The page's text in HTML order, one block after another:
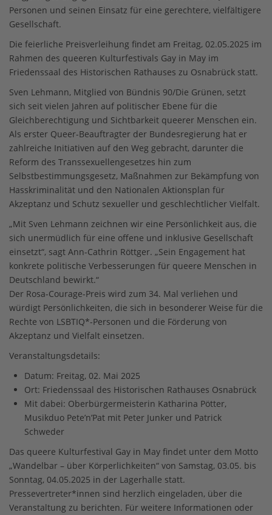
Personen und seinen Einsatz für eine gerechtere, vielfältigere
Gesellschaft.
Die feierliche Preisverleihung findet am Freitag, 02.05.2025 im
Rahmen des queeren Kulturfestivals Gay in May im
Friedenssaal des Historischen Rathauses zu Osnabrück statt.
Sven Lehmann, Mitglied von Bündnis 90/Die Grünen, setzt
sich seit vielen Jahren auf politischer Ebene für die
Gleichberechtigung und Sichtbarkeit queerer Menschen ein.
Als erster Queer-Beauftragter der Bundesregierung hat er
zahlreiche Initiativen auf den Weg gebracht, darunter die
Reform des Transsexuellengesetzes hin zum
Selbstbestimmungsgesetz, Maßnahmen zur Bekämpfung von
Hasskriminalität und den Nationalen Aktionsplan für
Akzeptanz und Schutz sexueller und geschlechtlicher Vielfalt.
„Mit Sven Lehmann zeichnen wir eine Persönlichkeit aus, die
sich unermüdlich für eine offene und inklusive Gesellschaft
einsetzt“, sagt Ann-Cathrin Röttger. „Sein Engagement hat
konkrete politische Verbesserungen für queere Menschen in
Deutschland bewirkt.“
Der Rosa-Courage-Preis wird zum 34. Mal verliehen und
würdigt Persönlichkeiten, die sich in besonderer Weise für die
Rechte von LSBTIQ*-Personen und die Förderung von
Akzeptanz und Vielfalt einsetzen.
Veranstaltungsdetails:
Datum: Freitag, 02. Mai 2025
Ort: Friedenssaal des Historischen Rathauses Osnabrück
Mit dabei: Oberbürgermeisterin Katharina Pötter,
Musikduo Pete’n’Pat mit Peter Junker und Patrick
Schweder
Das queere Kulturfestival Gay in May findet unter dem Motto
„Wandelbar – über Körperlichkeiten“ von Samstag, 03.05. bis
Sonntag, 04.05.2025 in der Lagerhalle statt.
Pressevertreter*innen sind herzlich eingeladen, über die
Veranstaltung zu berichten. Für weitere Informationen oder